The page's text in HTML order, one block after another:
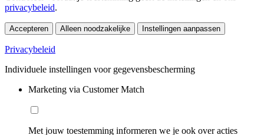
privacybeleid.
Accepteren Alleen noodzakelijke Instellingen aanpassen
Privacybeleid
Individuele instellingen voor gegevensbescherming
Marketing via Customer Match
Met jouw toestemming informeren we je ook over acties